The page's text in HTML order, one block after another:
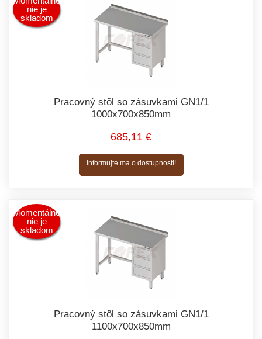
nie je
skladom
Pracovný stôl so zásuvkami GN1/1
1000x700x850mm
685,11 €
Informujte ma o dostupnosti!
Momentálne
nie je
skladom
Pracovný stôl so zásuvkami GN1/1
1100x700x850mm